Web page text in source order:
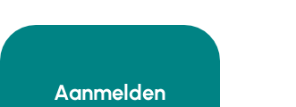
Aanmelden